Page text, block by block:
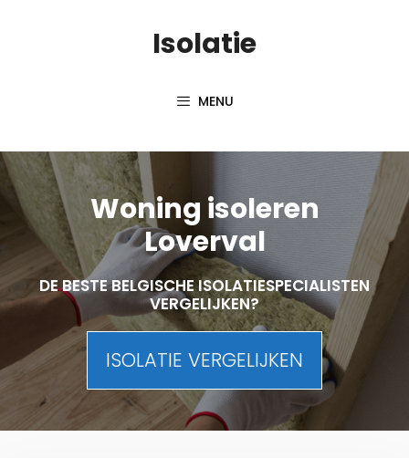
Isolatie
MENU
Woning isoleren
Loverval
DE BESTE BELGISCHE ISOLATIESPECIALISTEN
VERGELIJKEN?
ISOLATIE VERGELIJKEN